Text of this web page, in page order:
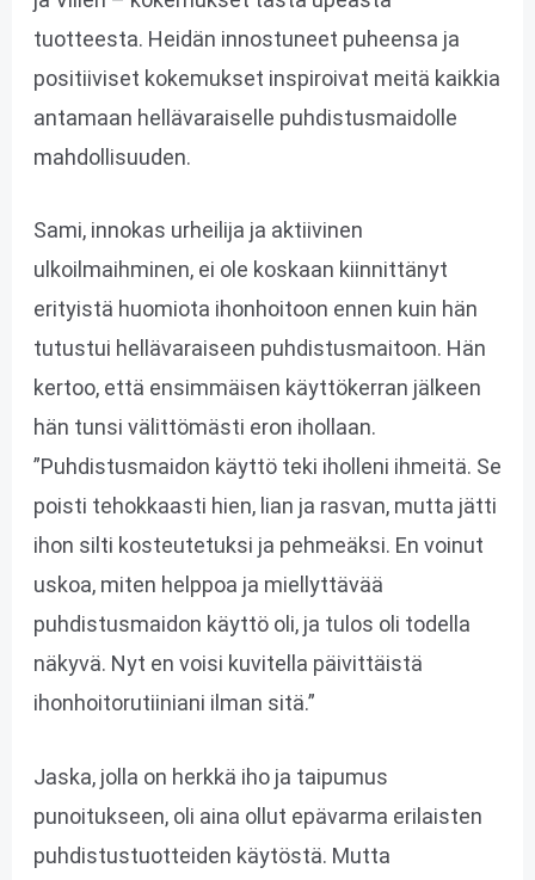
tuotteesta. Heidän innostuneet puheensa ja
positiiviset kokemukset inspiroivat meitä kaikkia
antamaan hellävaraiselle puhdistusmaidolle
mahdollisuuden.
Sami, innokas urheilija ja aktiivinen
ulkoilmaihminen, ei ole koskaan kiinnittänyt
erityistä huomiota ihonhoitoon ennen kuin hän
tutustui hellävaraiseen puhdistusmaitoon. Hän
kertoo, että ensimmäisen käyttökerran jälkeen
hän tunsi välittömästi eron ihollaan.
”Puhdistusmaidon käyttö teki iholleni ihmeitä. Se
poisti tehokkaasti hien, lian ja rasvan, mutta jätti
ihon silti kosteutetuksi ja pehmeäksi. En voinut
uskoa, miten helppoa ja miellyttävää
puhdistusmaidon käyttö oli, ja tulos oli todella
näkyvä. Nyt en voisi kuvitella päivittäistä
ihonhoitorutiiniani ilman sitä.”
Jaska, jolla on herkkä iho ja taipumus
punoitukseen, oli aina ollut epävarma erilaisten
puhdistustuotteiden käytöstä. Mutta